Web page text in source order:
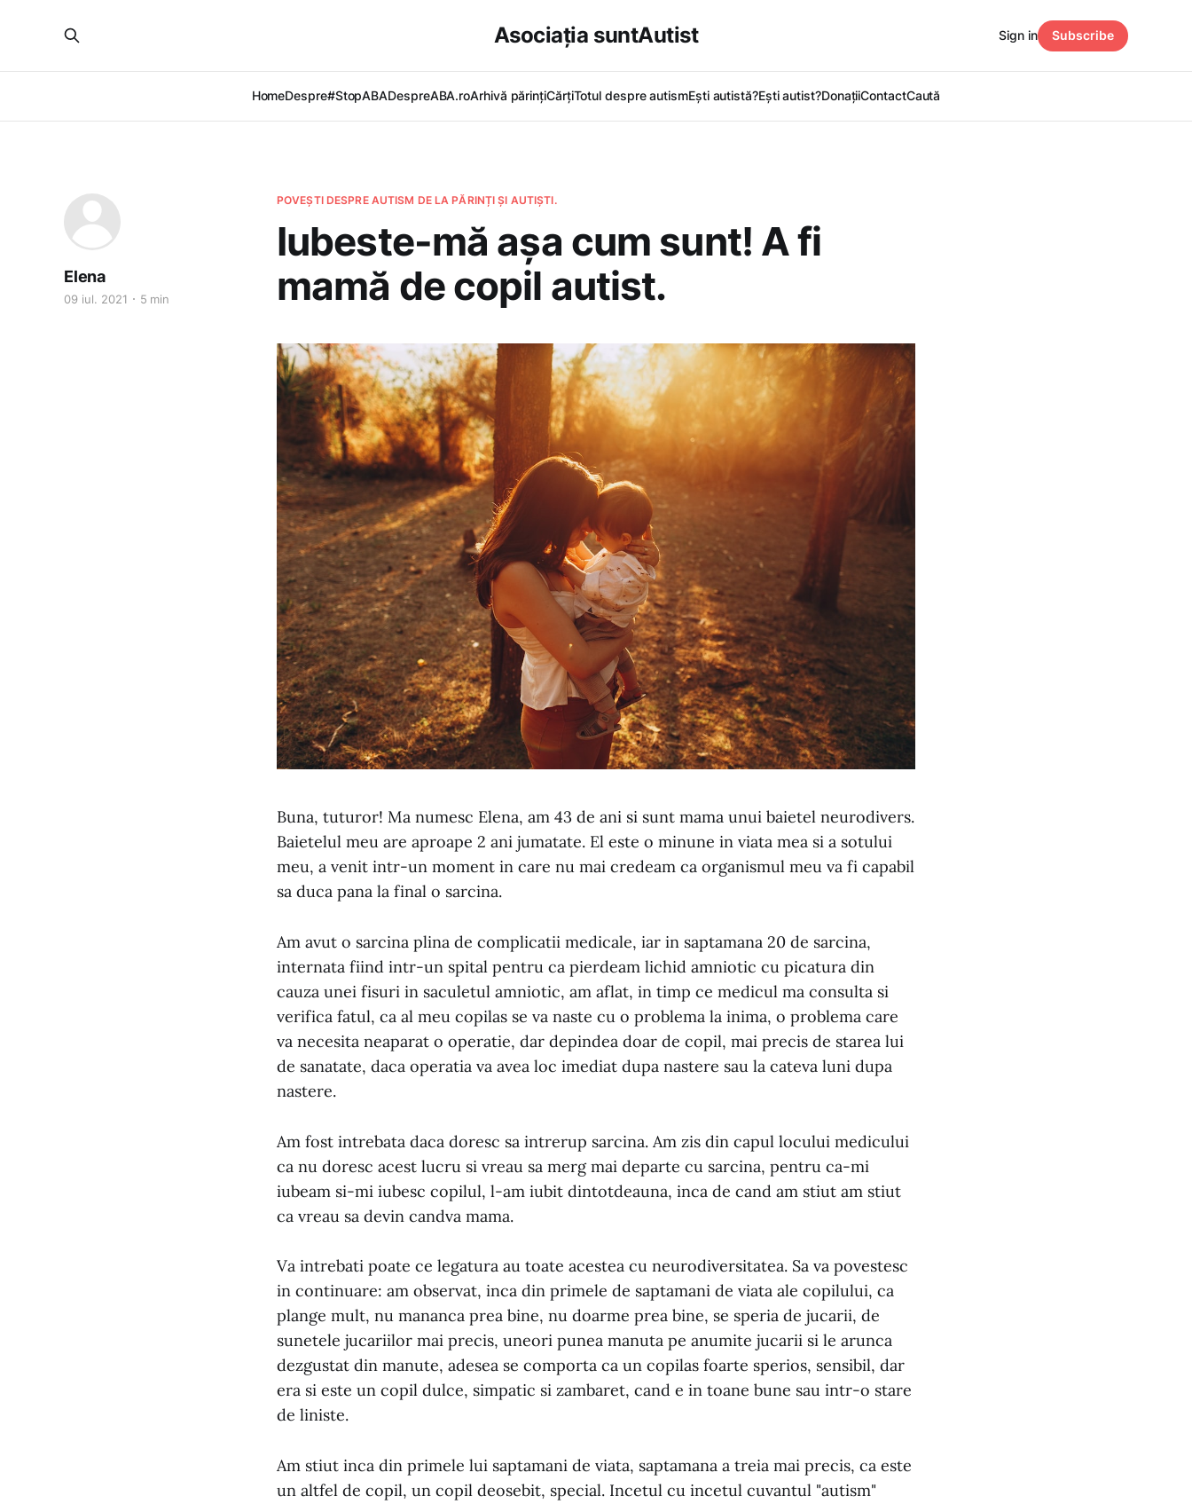
Asociația suntAutist
HomeDespre#StopABADespreABA.roArhivă părințiCărțiTotul despre autismEști autistă?Ești autist?DonațiiContactCaută
Sign in Subscribe
POVEȘTI DESPRE AUTISM DE LA PĂRINȚI ȘI AUTIȘTI.
Iubeste-mă așa cum sunt! A fi
mamă de copil autist.
Elena
09 iul. 2021 5 min
Buna, tuturor! Ma numesc Elena, am 43 de ani si sunt mama unui baietel neurodivers.
Baietelul meu are aproape 2 ani jumatate. El este o minune in viata mea si a sotului
meu, a venit intr-un moment in care nu mai credeam ca organismul meu va fi capabil
sa duca pana la final o sarcina.
Am avut o sarcina plina de complicatii medicale, iar in saptamana 20 de sarcina,
internata fiind intr-un spital pentru ca pierdeam lichid amniotic cu picatura din
cauza unei fisuri in saculetul amniotic, am aflat, in timp ce medicul ma consulta si
verifica fatul, ca al meu copilas se va naste cu o problema la inima, o problema care
va necesita neaparat o operatie, dar depindea doar de copil, mai precis de starea lui
de sanatate, daca operatia va avea loc imediat dupa nastere sau la cateva luni dupa
nastere.
Am fost intrebata daca doresc sa intrerup sarcina. Am zis din capul locului medicului
ca nu doresc acest lucru si vreau sa merg mai departe cu sarcina, pentru ca-mi
iubeam si-mi iubesc copilul, l-am iubit dintotdeauna, inca de cand am stiut am stiut
ca vreau sa devin candva mama.
Va intrebati poate ce legatura au toate acestea cu neurodiversitatea. Sa va povestesc
in continuare: am observat, inca din primele de saptamani de viata ale copilului, ca
plange mult, nu mananca prea bine, nu doarme prea bine, se speria de jucarii, de
sunetele jucariilor mai precis, uneori punea manuta pe anumite jucarii si le arunca
dezgustat din manute, adesea se comporta ca un copilas foarte sperios, sensibil, dar
era si este un copil dulce, simpatic si zambaret, cand e in toane bune sau intr-o stare
de liniste.
Am stiut inca din primele lui saptamani de viata, saptamana a treia mai precis, ca este
un altfel de copil, un copil deosebit, special. Incetul cu incetul cuvantul "autism"